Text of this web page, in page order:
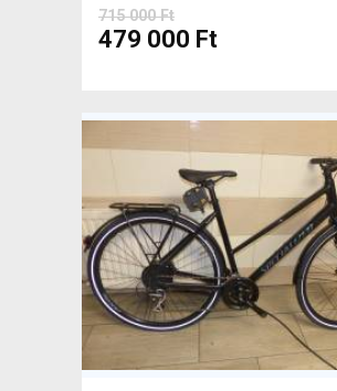
715 000 Ft
479 000 Ft